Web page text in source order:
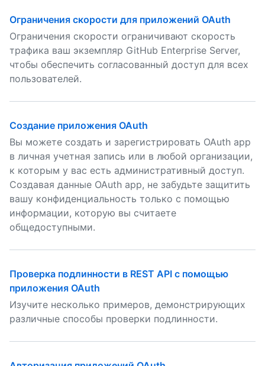
Ограничения скорости для приложений OAuth
Ограничения скорости ограничивают скорость
трафика ваш экземпляр GitHub Enterprise Server,
чтобы обеспечить согласованный доступ для всех
пользователей.
Создание приложения OAuth
Вы можете создать и зарегистрировать OAuth app
в личная учетная запись или в любой организации,
к которым у вас есть административный доступ.
Создавая данные OAuth app, не забудьте защитить
вашу конфиденциальность только с помощью
информации, которую вы считаете
общедоступными.
Проверка подлинности в REST API с помощью
приложения OAuth
Изучите несколько примеров, демонстрирующих
различные способы проверки подлинности.